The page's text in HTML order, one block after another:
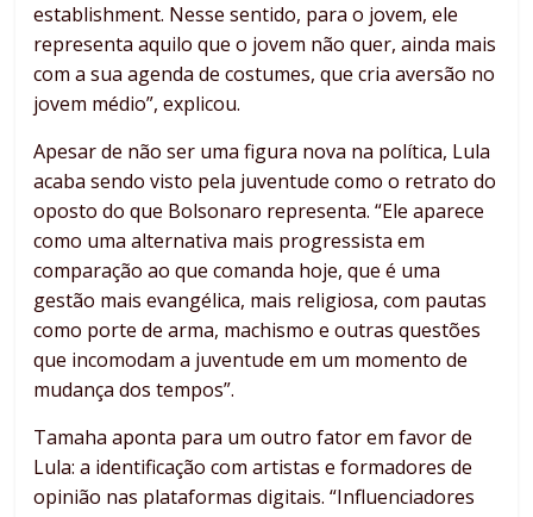
establishment. Nesse sentido, para o jovem, ele
representa aquilo que o jovem não quer, ainda mais
com a sua agenda de costumes, que cria aversão no
jovem médio”, explicou.
Apesar de não ser uma figura nova na política, Lula
acaba sendo visto pela juventude como o retrato do
oposto do que Bolsonaro representa. “Ele aparece
como uma alternativa mais progressista em
comparação ao que comanda hoje, que é uma
gestão mais evangélica, mais religiosa, com pautas
como porte de arma, machismo e outras questões
que incomodam a juventude em um momento de
mudança dos tempos”.
Tamaha aponta para um outro fator em favor de
Lula: a identificação com artistas e formadores de
opinião nas plataformas digitais. “Influenciadores